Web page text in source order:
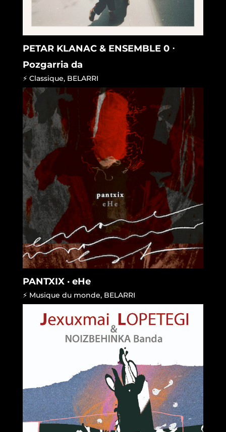
PETAR KLANAC & ENSEMBLE 0 ⋅
Pozgarria da
⚡ Classique, BELARRI
PANTXIX · eHe
⚡ Musique du monde, BELARRI